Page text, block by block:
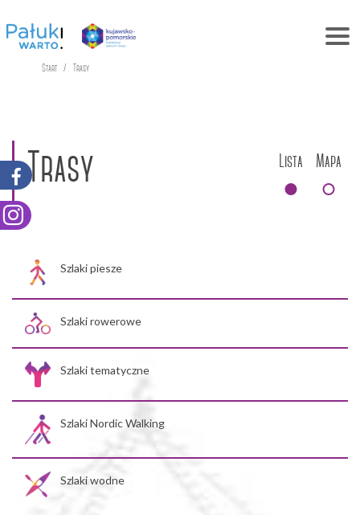
Start Trasy
Trasy Lista Mapa
Szlaki piesze
Szlaki rowerowe
Szlaki tematyczne
Szlaki Nordic Walking
Szlaki wodne